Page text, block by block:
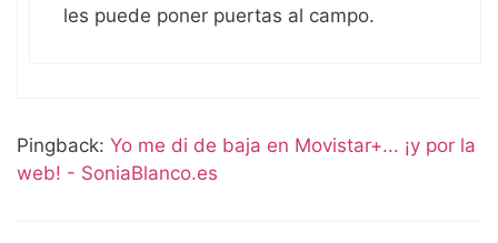
les puede poner puertas al campo.
Pingback: Yo me di de baja en Movistar+... ¡y por la
web! - SoniaBlanco.es